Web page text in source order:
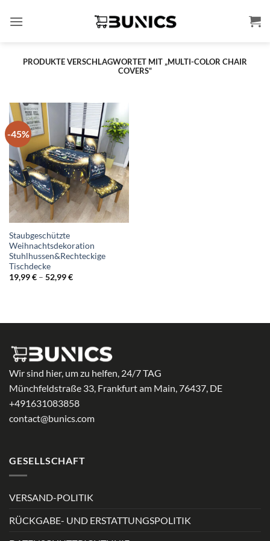
Inhalt
PRODUKTE VERSCHLAGWORTET MIT „MULTI-COLOR CHAIR
COVERS“
-45%
Staubgeschützte
Weihnachtsdekoration
Stuhlhussen&Rechteckige
Tischdecke
19,99€ – 52,99€Preisspanne:
Wir sind hier, um zu helfen, 24/7 TAG
Münchfeldstraße 33, Frankfurt am Main, 76437, DE
+491631083858
contact@bunics.com
GESELLSCHAFT
VERSAND-POLITIK
RÜCKGABE- UND ERSTATTUNGSPOLITIK